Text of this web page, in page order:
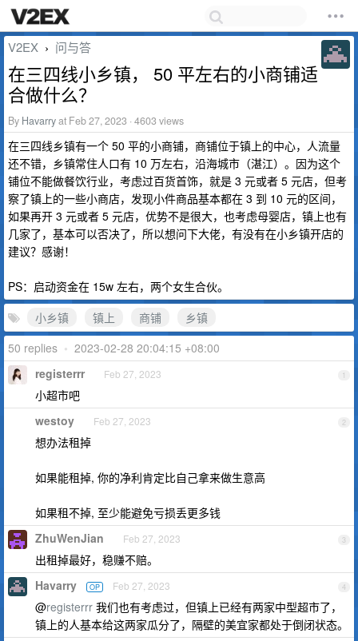
V2EX › 问与答
在三四线小乡镇， 50 平左右的小商铺适
合做什么？
By Havarryat Feb 27, 2023 · 4603 views
在三四线乡镇有一个 50 平的小商铺，商铺位于镇上的中心，人流量
还不错，乡镇常住人口有 10 万左右，沿海城市（湛江）。因为这个
铺位不能做餐饮行业，考虑过百货首饰，就是 3 元或者 5 元店，但考
察了镇上的一些小商店，发现小件商品基本都在 3 到 10 元的区间，
如果再开 3 元或者 5 元店，优势不是很大，也考虑母婴店，镇上也有
几家了，基本可以否决了，所以想问下大佬，有没有在小乡镇开店的
建议？感谢！
PS：启动资金在 15w 左右，两个女生合伙。
小乡镇
镇上 商铺
乡镇
50 replies • 2023-02-28 20:04:15 +08:00
1
registerrr Feb 27, 2023
小超市吧
2
westoy Feb 27, 2023
想办法租掉
如果能租掉, 你的净利肯定比自己拿来做生意高
如果租不掉, 至少能避免亏损丢更多钱
3
ZhuWenJian Feb 27, 2023
出租掉最好，稳赚不赔。
4
Havarry OP Feb 27, 2023
@registerrr 我们也有考虑过，但镇上已经有两家中型超市了，
镇上的人基本给这两家瓜分了，隔壁的美宜家都处于倒闭状态。